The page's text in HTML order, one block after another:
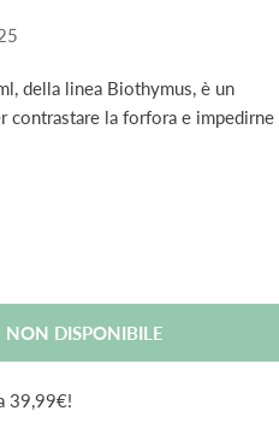
della linea Biothymus, è un
contrastare la forfora e impedirne
Biothymus Ac Act D
Per Biothymus Ac
NON DISPONIBILE
39,99€!